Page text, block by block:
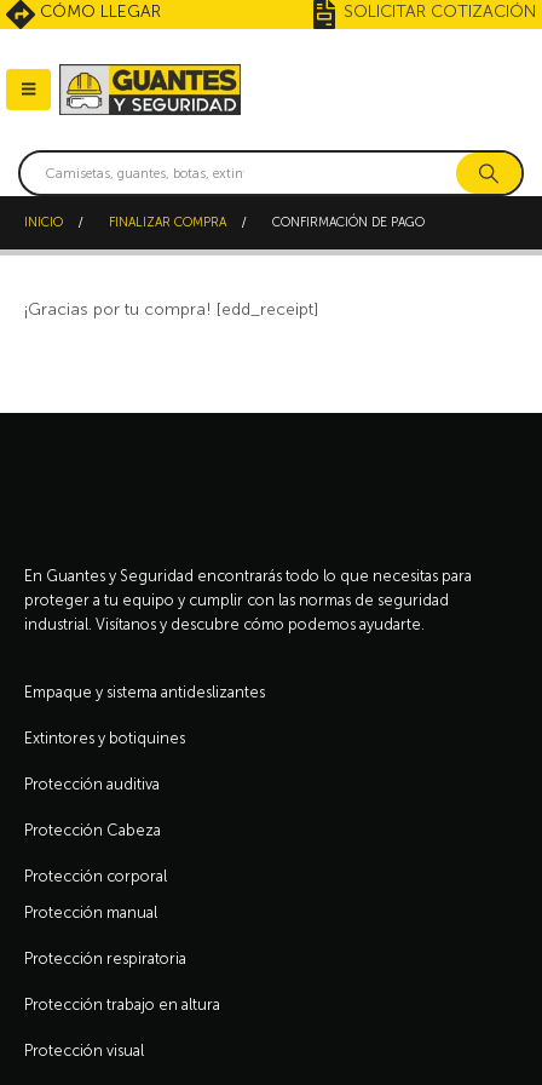
CÓMO LLEGAR SOLICITAR COTIZACIÓN
INICIO FINALIZAR COMPRA CONFIRMACIÓN DE PAGO
¡Gracias por tu compra! [edd_receipt]
En Guantes y Seguridad encontrarás todo lo que necesitas para
proteger a tu equipo y cumplir con las normas de seguridad
industrial. Visítanos y descubre cómo podemos ayudarte.
Empaque y sistema antideslizantes
Extintores y botiquines
Protección auditiva
Protección Cabeza
Protección corporal
Protección manual
Protección respiratoria
Protección trabajo en altura
Protección visual